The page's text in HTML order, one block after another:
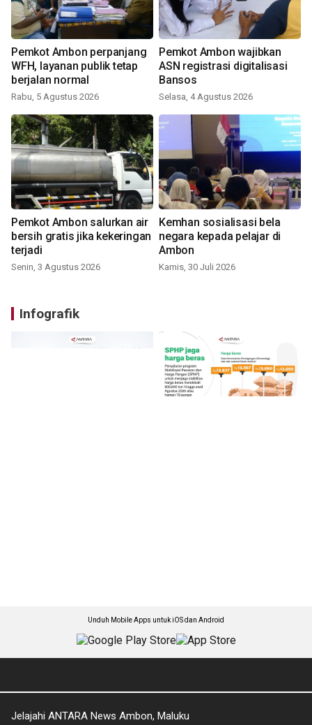
Pemkot Ambon perpanjang
WFH, layanan publik tetap
berjalan normal
Rabu, 5 Agustus 2026
Pemkot Ambon wajibkan
ASN registrasi digitalisasi
Bansos
Selasa, 4 Agustus 2026
Pemkot Ambon salurkan air
bersih gratis jika kekeringan
terjadi
Senin, 3 Agustus 2026
Kemhan sosialisasi bela
negara kepada pelajar di
Ambon
Kamis, 30 Juli 2026
Infografik
Unduh Mobile Apps untuk iOS dan Android
Jelajahi ANTARA News Ambon, Maluku